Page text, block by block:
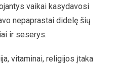
vaikai kasydavosi
nepaprastai didelę šių
ir seserys.
vitaminai, religijos įtaka